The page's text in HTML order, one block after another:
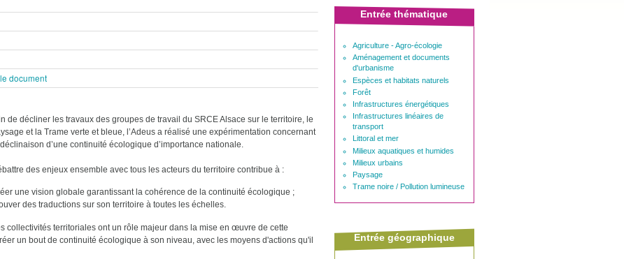
document
de décliner les travaux des groupes de travail du SRCE Alsace sur le territoire, le
et la Trame verte et bleue, l’Adeus a réalisé une expérimentation concernant
d’une continuité écologique d’importance nationale.
des enjeux ensemble avec tous les acteurs du territoire contribue à :
une vision globale garantissant la cohérence de la continuité écologique ;
des traductions sur son territoire à toutes les échelles.
collectivités territoriales ont un rôle majeur dans la mise en œuvre de cette
un bout de continuité écologique à son niveau, avec les moyens d'actions qu'il
Entrée thématique
Agriculture - Agro-écologie
Aménagement et documents
d'urbanisme
Espèces et habitats naturels
Forêt
Infrastructures énergétiques
Infrastructures linéaires de
transport
Littoral et mer
Milieux aquatiques et humides
Milieux urbains
Paysage
Trame noire / Pollution lumineuse
Entrée géographique